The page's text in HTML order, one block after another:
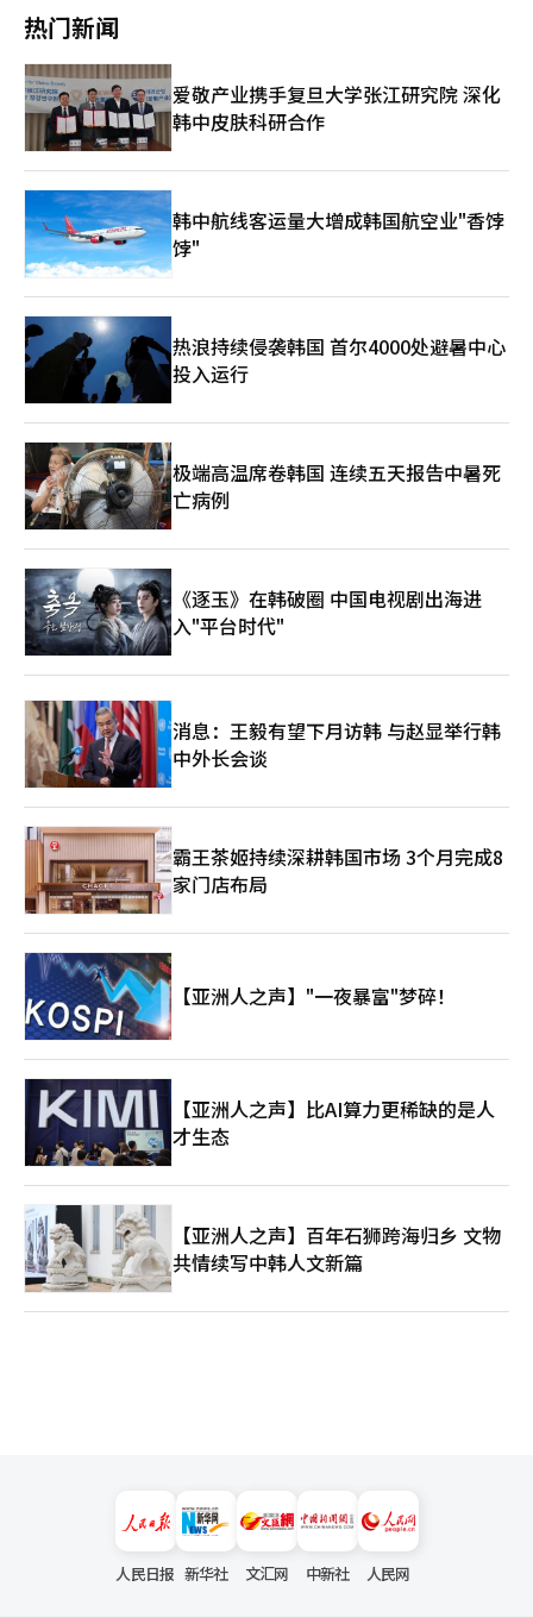
杰奎琳·肯尼迪和好莱坞著名女星奥黛丽·赫本的质疑，被批“戏
精”上身。在出席东盟与韩中日（10+3）领导人会议晚宴时，与
美国前总统拜登的合影也引发批评，照片中金建希亲密地挽住拜登
手臂，被网友吐槽“作为一国总统夫人，与他国总统勾肩搭背实在
有失大雅，行为欠缺思考。” 就在上周，声称患有抑郁症和焦虑
症的金建希在首尔峨山医院接受治疗后坐轮椅出院，尹锡悦则陪伴
在侧并亲自推轮椅，也被网友吐槽是博同情的“作秀”。 可以说
如影随形，与丈夫的政治命运深度绑定，护妻心切的尹锡悦始终采
取袒护的态度，随着尹锡悦被罢免总统一职，司法豁免特权随即失
效，失去“第一夫人”免死金牌的金建希最终还是躲不过调查。
除金建希独检外，调查尹锡悦是否涉嫌内乱、军事叛乱、叛国罪
等“12·3”紧急戒严相关11项犯罪行为的《内乱独检法》，以及
查明总统办公室和国防部是否曾在海军陆战队侦查团将上等兵蔡某
防汛中身亡事件移交给警方的过程中滥权施压的《蔡上等兵独检
法》两项独检也陆续启动。 负责调查尹锡悦所涉内乱嫌疑的独检
助理朴志英在记者会上引用“法不阿贵”的成语，强调将依据《刑
事诉讼法》，严格进行调查。“法不阿贵”出自中国春秋战国时期
思想家韩非子的《韩非子·有度》，意为法律对一切人平等，不偏
袒权贵。 三大独检的正式启动标志着韩国政治生态进入全面修复
受损宪政秩序的新阶段，无论调查进展如何都将在未来几个月深刻
影响韩国的政治版图与公众信任度，等待尹锡悦和金建希的将是法
律的审判与历史的评判。
化便利化水平。我们应深化合作，坚持开放共赢，持续扩大中韩互
我们共同应对国际风险的能力。 当天的论坛上，共同民主党议员
徐瑛教、尹厚德、黄熙、韩秉道，国民力量党议员宋锡俊到场发表
贺词。韩国对外经济政策研究院贸易通商安保室长金钟德（音）、
共同民主党政策委员会议长陈声准等发表主题演讲。
则表示更为消极。 与5月相比，构成消费者心理指数的6项指标全
线上扬，尤其是未来经济展望和当前经济判断两项指标涨幅尤为显
著。 央行负责人表示，政治不确定性基本消除，第二轮补充预算
提上议程，新政府推行的一系列扩张性经济政策令消费者心理指数
大幅改善。补充预算案在国会获得通过在即，消费心理将持续回
暖，但美国的对等关税宽限期即将结束，中东局势等地缘政治风险
尚存，仍需继续观望。 住房价格预期指数大幅攀升9个点，该指数
表示预测一年后房价会上涨的消费者比例将进一步增加，创下自
2021年10月后近4年来的新高。相反，利率展望指数下降6个点，
跌至2020年6月以后的最低水平，反映未来一年消费者物价上涨预
期的通胀率也较5月回落0.2个点。
热门新闻
爱敬产业携手复旦大学张江研究院 深化
韩中皮肤科研合作
韩中航线客运量大增成韩国航空业"香饽
饽"
热浪持续侵袭韩国 首尔4000处避暑中心
投入运行
极端高温席卷韩国 连续五天报告中暑死
亡病例
《逐玉》在韩破圈 中国电视剧出海进
入"平台时代"
消息：王毅有望下月访韩 与赵显举行韩
中外长会谈
霸王茶姬持续深耕韩国市场 3个月完成8
家门店布局
【亚洲人之声】"一夜暴富"梦碎！
【亚洲人之声】比AI算力更稀缺的是人
才生态
【亚洲人之声】百年石狮跨海归乡 文物
共情续写中韩人文新篇
人民日报 新华社 文汇网 中新社 人民网